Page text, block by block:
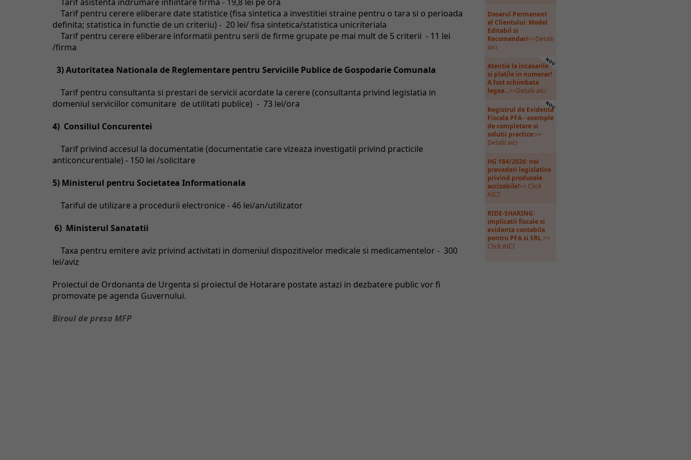
Tarif pentru cerere eliberare date statistice (fisa sintetica a investitiei straine pentru o tara si o perioada
definita; statistica in functie de un criteriu) - 20 lei/ fisa sintetica/statistica unicriteriala
Tarif pentru cerere eliberare informatii pentru serii de firme grupate pe mai mult de 5 criterii - 11 lei
/firma
3) Autoritatea Nationala de Reglementare pentru Serviciile Publice de Gospodarie Comunala
Tarif pentru consultanta si prestari de servicii acordate la cerere (consultanta privind legislatia in
domeniul serviciilor comunitare de utilitati publice) - 73 lei/ora
4) Consiliul Concurentei
Tarif privind accesul la documentatie (documentatie care vizeaza investigatii privind practicile
anticoncurentiale) - 150 lei /solicitare
5) Ministerul pentru Societatea Informationala
Tariful de utilizare a procedurii electronice - 46 lei/an/utilizator
6) Ministerul Sanatatii
Taxa pentru emitere aviz privind activitati in domeniul dispozitivelor medicale si medicamentelor - 300
lei/aviz
Proiectul de Ordonanta de Urgenta si proiectul de Hotarare postate astazi in dezbatere public vor fi
promovate pe agenda Guvernului.
Biroul de presa MFP
Dosarul Permanent
al Clientului: Model
Editabil si
Recomandari>>Detalii
aici
Atentie la incasarile
si platile in numerar!
A fost schimbata
legea...>>Detalii aici
Registrul de Evidenta
Fiscala PFA - exemple
de completare si
solutii practice:>>
Detalii aici
HG 184/2026: noi
prevederi legislative
privind produsele
accizabile!>> Click
AICI
RIDE-SHARING:
implicatii fiscale si
evidenta contabila
pentru PFA si SRL>>
Click AICI